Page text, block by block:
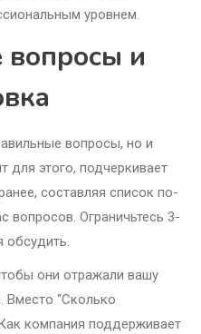
уровнем.
и
вопросы, но и
этого, подчеркивает
составляя список по-
вопросов. Ограничьтесь 3-
обсудить.
они отражали вашу
Вместо “Сколько
компания поддерживает